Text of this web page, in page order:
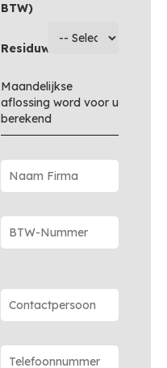
BTW)
Residuwaarde
Maandelijkse
aflossing word voor u
berekend